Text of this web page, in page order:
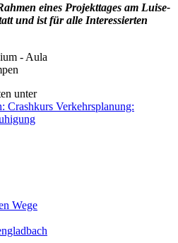
eines Projekttages am Luise-
und ist für alle Interessierten
- Aula
unter
Crashkurs Verkehrsplanung:
Wege